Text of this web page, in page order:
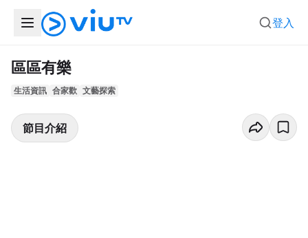
登入
區區有樂
生活資訊 合家歡 文藝探索
節目介紹